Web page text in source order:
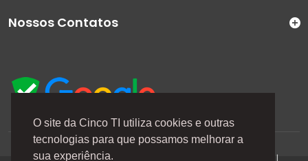
O site da Cinco TI utiliza cookies e outras
tecnologias para que possamos melhorar a
sua experiência.
A Cinco TI (5TI) é uma marca registrada de CINCO TI
COMERCIO E SERVICOS LTDA | CNPJ: 08.307.867/0001-04 |
Nossos Contatos